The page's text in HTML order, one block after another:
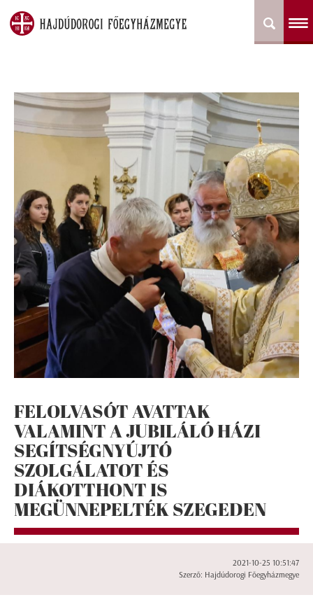
FELOLVASÓT AVATTAK
VALAMINT A JUBILÁLÓ HÁZI
SEGÍTSÉGNYÚJTÓ
SZOLGÁLATOT ÉS
DIÁKOTTHONT IS
MEGÜNNEPELTÉK SZEGEDEN
2021-10-25 10:51:47
Szerző: Hajdúdorogi Főegyházmegye